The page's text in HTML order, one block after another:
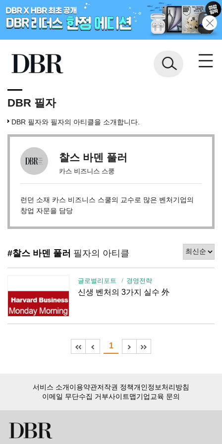
DBR 필자
DBR 필자와 필자의 아티클을 소개합니다.
찰스 바덴 풀러
카스 비즈니스 스쿵
런던 소재 카스 비즈니스 스쿨의 교수로 많은 벤처기업의
창업 자문을 담당
#찰스 바덴 풀러 필자의 아티클
글로벌리포트 경영전략
신생 벤처의 3가지 실수 外
1
서비스 소개이용약관저작권 정책개인정보처리방침
이메일 무단수집 거부사이트맵기업교육 문의